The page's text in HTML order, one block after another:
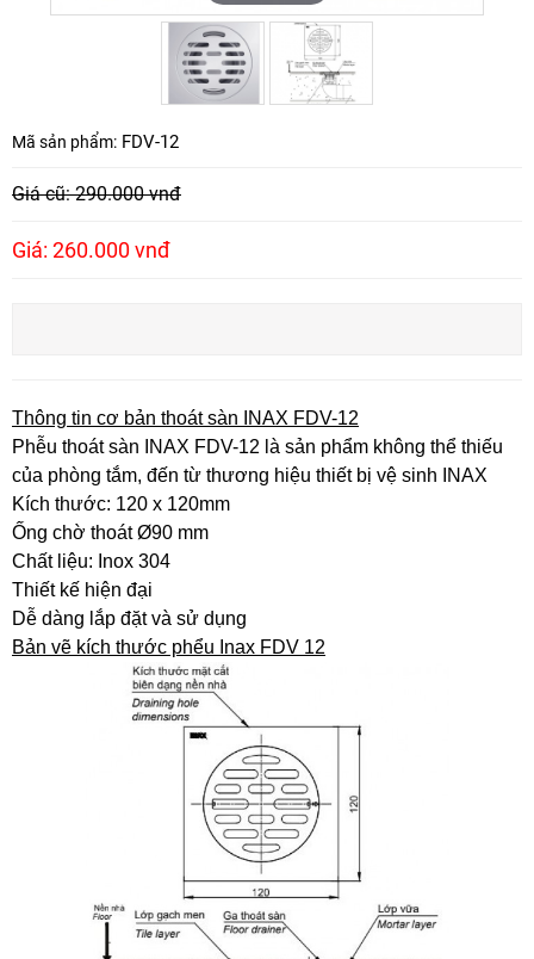
Mã sản phẩm: FDV-12
Giá cũ: 290.000 vnđ
Giá: 260.000 vnđ
Thông tin cơ bản thoát sàn INAX FDV-12
Phễu thoát sàn INAX FDV-12 là sản phẩm không thể thiếu
của phòng tắm, đến từ thương hiệu thiết bị vệ sinh INAX
Kích thước: 120 x 120mm
Ống chờ thoát Ø90 mm
Chất liệu: Inox 304
Thiết kế hiện đại
Dễ dàng lắp đặt và sử dụng
Bản vẽ kích thước phểu Inax FDV 12